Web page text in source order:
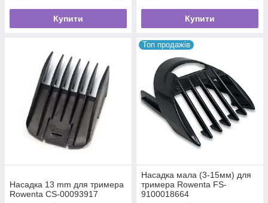
Купити Купити
Насадка 13 mm для тримера
Rowenta CS-00093917
Топ продажів
Насадка мала (3-15мм) для
тримера Rowenta FS-
9100018664